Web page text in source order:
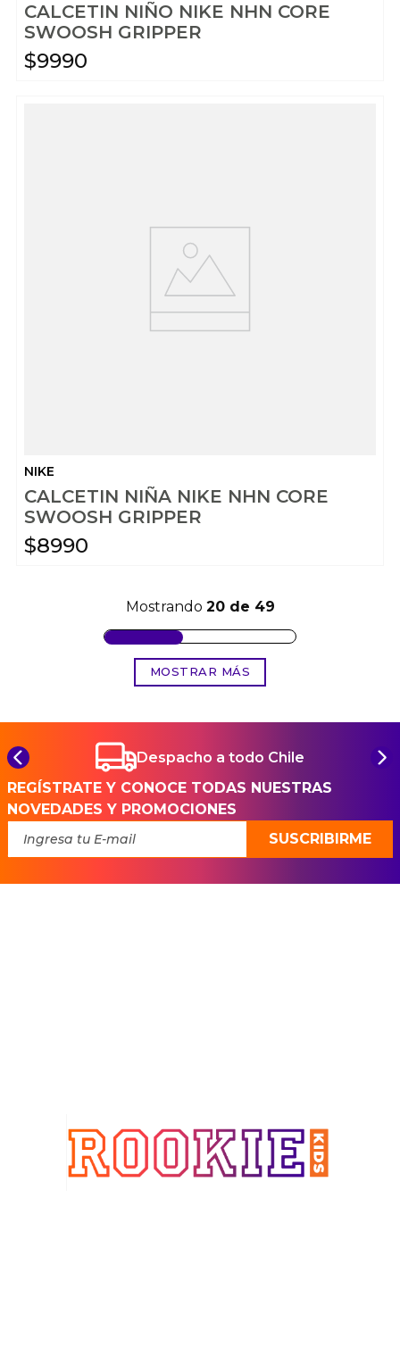
CALCETIN NIÑO NIKE NHN CORE
SWOOSH GRIPPER
$9990
NIKE
CALCETIN NIÑA NIKE NHN CORE
SWOOSH GRIPPER
$8990
Mostrando 20 de 49
MOSTRAR MÁS
Despacho a todo Chile
REGÍSTRATE Y CONOCE TODAS NUESTRAS
NOVEDADES Y PROMOCIONES
SUSCRIBIRME